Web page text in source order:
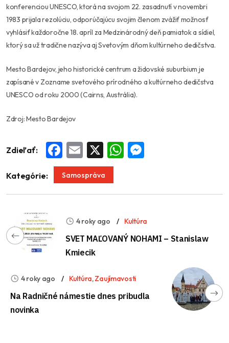
konferenciou UNESCO, ktorá na svojom 22. zasadnutí v novembri
1983 prijala rezolúciu, odporúčajúcu svojim členom zvážiť možnosť
vyhlásiť každoročne 18. apríl za Medzinárodný deň pamiatok a sídiel,
ktorý sa už tradične nazýva aj Svetovým dňom kultúrneho dedičstva.
Mesto Bardejov, jeho historické centrum a židovské suburbium je
zapísané v Zozname svetového prírodného a kultúrneho dedičstva
UNESCO od roku 2000 (Cairns, Austrália).
Zdroj: Mesto Bardejov
Zdieľať: Facebook
Email WhatsApp
Kategórie: Samospráva
4 roky ago Kultúra
SVET MAĽOVANÝ NOHAMI – Stanislaw
Kmiecik
4 roky ago Kultúra,Zaujímavosti
Na Radničné námestie dnes pribudla
novinka